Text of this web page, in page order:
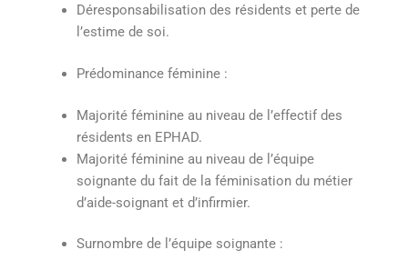
Déresponsabilisation des résidents et perte de
l’estime de soi.
Prédominance féminine :
Majorité féminine au niveau de l’effectif des
résidents en EPHAD.
Majorité féminine au niveau de l’équipe
soignante du fait de la féminisation du métier
d’aide-soignant et d’infirmier.
Surnombre de l’équipe soignante :